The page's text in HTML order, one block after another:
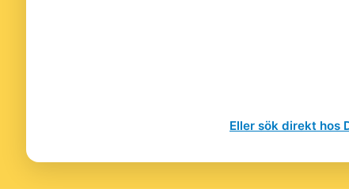
Eller sök direkt hos